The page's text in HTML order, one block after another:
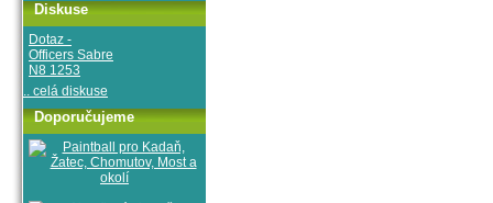
Diskuse
Dotaz -
Officers Sabre
N8 1253
.. celá diskuse
Doporučujeme